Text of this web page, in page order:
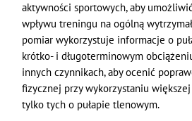
aktywności sportowych, aby
wpływu treningu na ogólną
pomiar wykorzystuje informacje o
krótko- i długoterminowym
innych czynnikach, aby ocenić
fizycznej przy wykorzystaniu
tylko tych o pułapie tlenowym.